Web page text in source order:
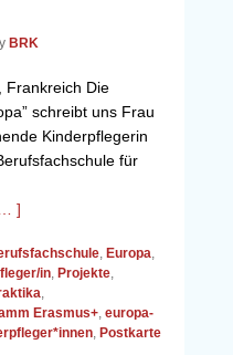
BRK
Frankreich Die
schreibt uns Frau
Kinderpflegerin
für
]
, Europa,
in, Projekte,
,
Erasmus+, europa-
, Postkarte